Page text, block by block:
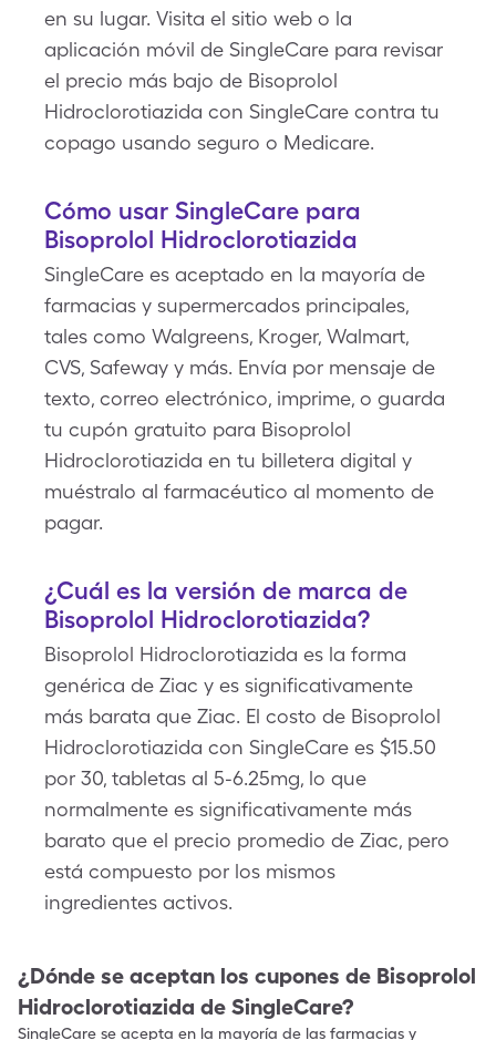
en su lugar. Visita el sitio web o la
aplicación móvil de SingleCare para revisar
el precio más bajo de Bisoprolol
Hidroclorotiazida con SingleCare contra tu
copago usando seguro o Medicare.
Cómo usar SingleCare para
Bisoprolol Hidroclorotiazida
SingleCare es aceptado en la mayoría de
farmacias y supermercados principales,
tales como Walgreens, Kroger, Walmart,
CVS, Safeway y más. Envía por mensaje de
texto, correo electrónico, imprime, o guarda
tu cupón gratuito para Bisoprolol
Hidroclorotiazida en tu billetera digital y
muéstralo al farmacéutico al momento de
pagar.
¿Cuál es la versión de marca de
Bisoprolol Hidroclorotiazida?
Bisoprolol Hidroclorotiazida es la forma
genérica de Ziac y es significativamente
más barata que Ziac. El costo de Bisoprolol
Hidroclorotiazida con SingleCare es $15.50
por 30, tabletas al 5-6.25mg, lo que
normalmente es significativamente más
barato que el precio promedio de Ziac, pero
está compuesto por los mismos
ingredientes activos.
¿Dónde se aceptan los cupones de Bisoprolol
Hidroclorotiazida de SingleCare?
SingleCare se acepta en la mayoría de las farmacias y